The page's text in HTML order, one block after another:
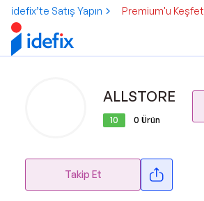
idefix’te Satış Yapın Premium'u Keşfet
ALLSTORE
10 0 Ürün
Takip Et